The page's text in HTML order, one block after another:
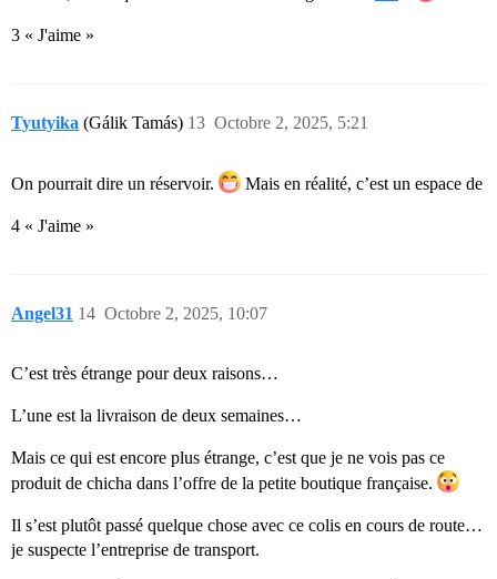
3 « J'aime »
Tyutyika (Gálik Tamás) Octobre 2, 2025, 5:21
13
On pourrait dire un réservoir. Mais en réalité, c’est un espace de
4 « J'aime »
Angel31 Octobre 2, 2025, 10:07
14
C’est très étrange pour deux raisons…
L’une est la livraison de deux semaines…
Mais ce qui est encore plus étrange, c’est que je ne vois pas ce
produit de chicha dans l’offre de la petite boutique française.
Il s’est plutôt passé quelque chose avec ce colis en cours de route…
je suspecte l’entreprise de transport.